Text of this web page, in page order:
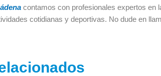
contamos con profesionales expertos en
cotidianas y deportivas. No dude en